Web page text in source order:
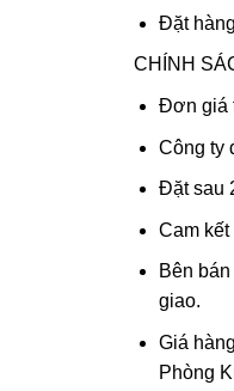
Đặt
CHÍNH
Đơn giá
Công ty
Đặt sau
Cam
Bên
giao.
Giá
Phòng